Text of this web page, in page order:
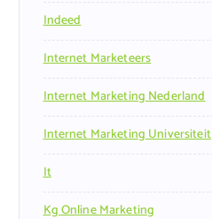
Indeed
Internet Marketeers
Internet Marketing Nederland
Internet Marketing Universiteit
It
Kg Online Marketing